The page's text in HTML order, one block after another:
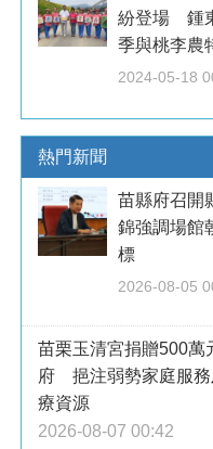
紛登場 鍾
季與桃李農
2024-05-18
熱門新聞
苗縣府召
錦強調場館
標
2026-08-05
苗栗玉清宮捐贈500萬
府 挹注弱勢家庭服務
療資源
2026-08-07 00:42